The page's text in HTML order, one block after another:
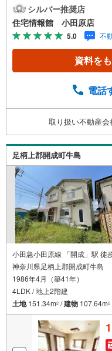
さい。住宅ローン
ンの試算やご購入
ます。しっかりと
ますので、お気軽
シルバー推奨店
住宅情報館 小田原店
5.0 不
資料を
電話
取り扱い不動産
足柄上郡開成町牛島
小田急小田原線 「開成」駅 徒
神奈川県足柄上郡開成町牛島
1986年4月（築41年）
4LDK / 地上2階建
土地151.34m2 /建物 107.64m2